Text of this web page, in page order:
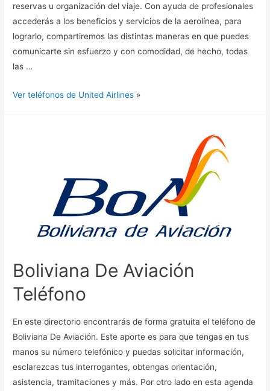
reservas u organización del viaje. Con ayuda de profesionales
accederás a los beneficios y servicios de la aerolínea, para
lograrlo, compartiremos las distintas maneras en que puedes
comunicarte sin esfuerzo y con comodidad, de hecho, todas
las …
Ver teléfonos de United Airlines »
Boliviana De Aviación
Teléfono
En este directorio encontrarás de forma gratuita el teléfono de
Boliviana De Aviación. Este aporte es para que tengas en tus
manos su número telefónico y puedas solicitar información,
esclarezcas tus interrogantes, obtengas orientación,
asistencia, tramitaciones y más. Por otro lado en esta agenda